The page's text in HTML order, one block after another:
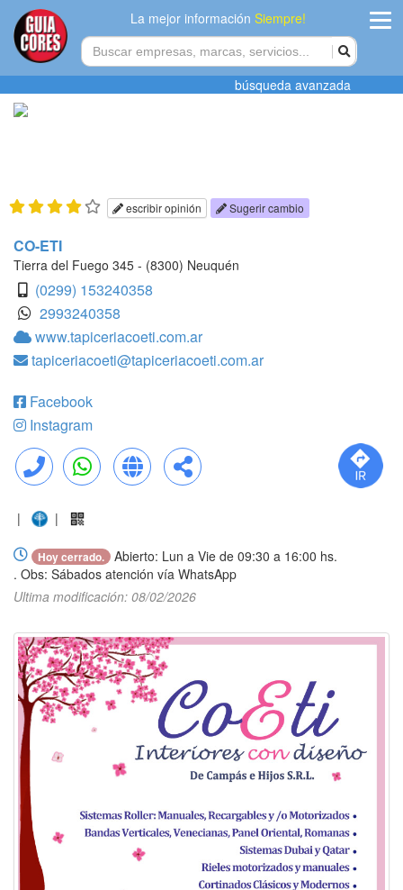
La mejor informaciónSiempre!
Agregar
búsqueda avanzada
escribir opinión Sugerir cambio
CO-ETI
Tierra del Fuego 345 - (8300) Neuquén
(0299) 153240358
2993240358
www.tapiceriacoeti.com.ar
tapiceriacoeti@tapiceriacoeti.com.ar
Facebook
Instagram
Llamar WhatsApp Web Compartir
| |
Hoy cerrado.
Abierto: Lun a Vie de 09:30 a 16:00 hs.
. Obs: Sábados atención vía WhatsApp
Ultima modificación: 08/02/2026